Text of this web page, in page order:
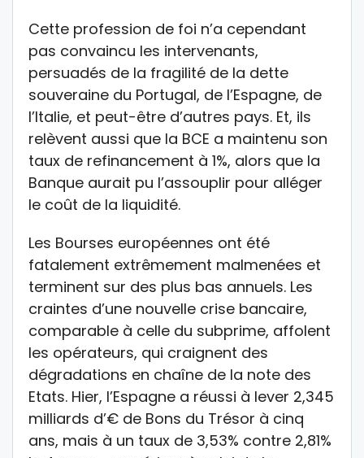
Cette profession de foi n’a cependant
pas convaincu les intervenants,
persuadés de la fragilité de la dette
souveraine du Portugal, de l’Espagne, de
l’Italie, et peut-être d’autres pays. Et, ils
relèvent aussi que la BCE a maintenu son
taux de refinancement à 1%, alors que la
Banque aurait pu l’assouplir pour alléger
le coût de la liquidité.
Les Bourses européennes ont été
fatalement extrêmement malmenées et
terminent sur des plus bas annuels. Les
craintes d’une nouvelle crise bancaire,
comparable à celle du subprime, affolent
les opérateurs, qui craignent des
dégradations en chaîne de la note des
Etats. Hier, l’Espagne a réussi à lever 2,345
milliards d’€ de Bons du Trésor à cinq
ans, mais à un taux de 3,53% contre 2,81%